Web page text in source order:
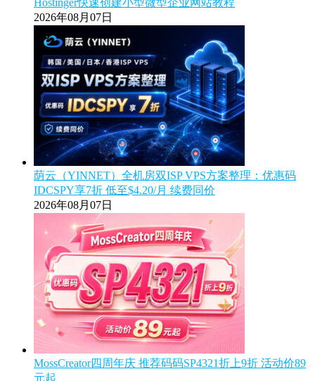
2026年08月07日
荫云（YINNET）全机房双ISP VPS方案整理：优惠码
IDCSPY享7折 低至$4.20/月 续费同价
2026年08月07日
MossCreator四周年庆 推荐码码SP4321折上9折 活动价89
元起